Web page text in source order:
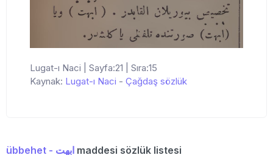
Lugat-ı Naci | Sayfa:21 | Sıra:15
Kaynak: Lugat-ı Naci - Çağdaş sözlük
übbehet - ابهت maddesi sözlük listesi